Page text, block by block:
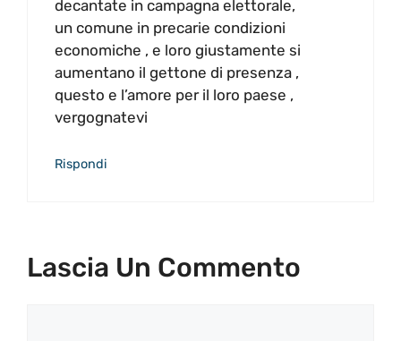
decantate in campagna elettorale,
un comune in precarie condizioni
economiche , e loro giustamente si
aumentano il gettone di presenza ,
questo e l’amore per il loro paese ,
vergognatevi
Rispondi
Lascia Un Commento